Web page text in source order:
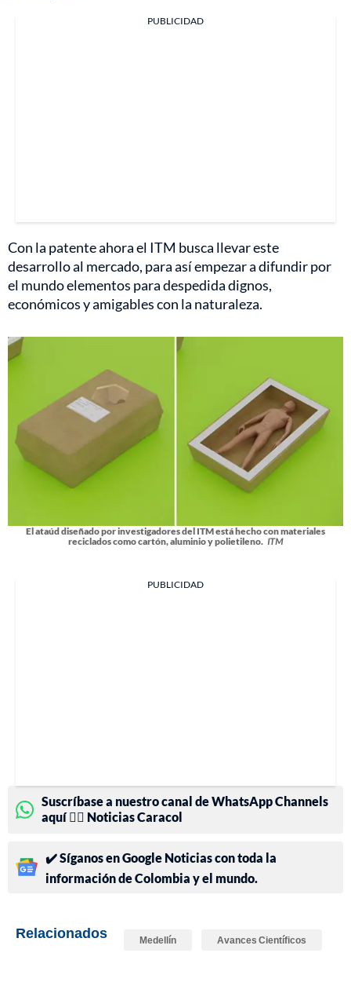
PUBLICIDAD
Con la patente ahora el ITM busca llevar este
desarrollo al mercado, para así empezar a difundir por
el mundo elementos para despedida dignos,
económicos y amigables con la naturaleza.
El ataúd diseñado por investigadores del ITM está hecho con materiales
reciclados como cartón, aluminio y polietileno. ITM
PUBLICIDAD
Suscríbase a nuestro canal de WhatsApp Channels
aquí 👉🏻 Noticias Caracol
✔️ Síganos en Google Noticias con toda la
información de Colombia y el mundo.
Relacionados Medellín Avances Científicos